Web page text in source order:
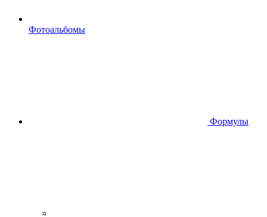
Фотоальбомы
Формулы